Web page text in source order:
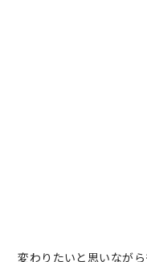
変わりたいと思いなが